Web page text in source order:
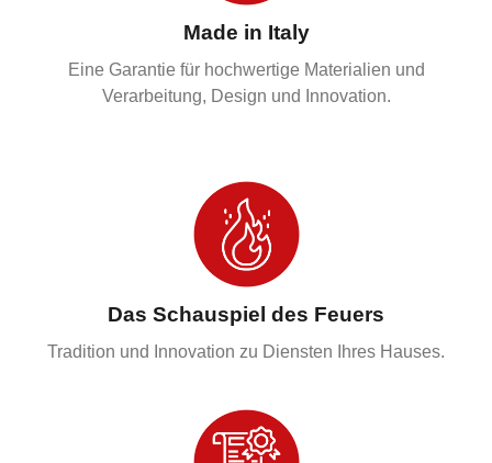
Made in Italy
Eine Garantie für hochwertige Materialien und
Verarbeitung, Design und Innovation.
Das Schauspiel des Feuers
Tradition und Innovation zu Diensten Ihres Hauses.